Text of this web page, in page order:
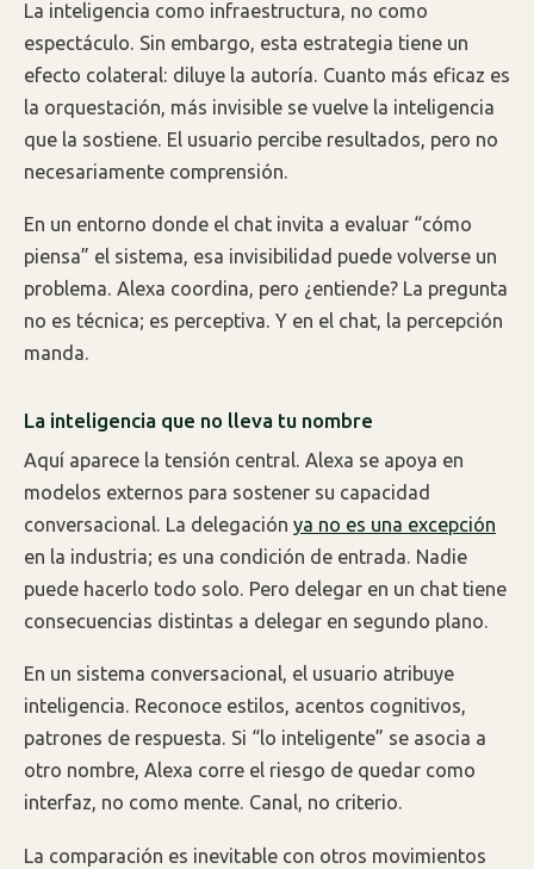
La inteligencia como infraestructura, no como
espectáculo. Sin embargo, esta estrategia tiene un
efecto colateral: diluye la autoría. Cuanto más eficaz es
la orquestación, más invisible se vuelve la inteligencia
que la sostiene. El usuario percibe resultados, pero no
necesariamente comprensión.
En un entorno donde el chat invita a evaluar “cómo
piensa” el sistema, esa invisibilidad puede volverse un
problema. Alexa coordina, pero ¿entiende? La pregunta
no es técnica; es perceptiva. Y en el chat, la percepción
manda.
La inteligencia que no lleva tu nombre
Aquí aparece la tensión central. Alexa se apoya en
modelos externos para sostener su capacidad
conversacional. La delegación ya no es una excepción
en la industria; es una condición de entrada. Nadie
puede hacerlo todo solo. Pero delegar en un chat tiene
consecuencias distintas a delegar en segundo plano.
En un sistema conversacional, el usuario atribuye
inteligencia. Reconoce estilos, acentos cognitivos,
patrones de respuesta. Si “lo inteligente” se asocia a
otro nombre, Alexa corre el riesgo de quedar como
interfaz, no como mente. Canal, no criterio.
La comparación es inevitable con otros movimientos